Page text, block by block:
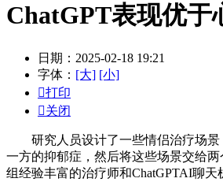
ChatGPT表现优于
日期：2025-02-18 19:21
字体： [大] [小]
打印
关闭
研究人员设计了一些情侣治疗场景
一方的抑郁症，然后将这些场景交给
组经验丰富的治疗师和ChatGPTAI聊天